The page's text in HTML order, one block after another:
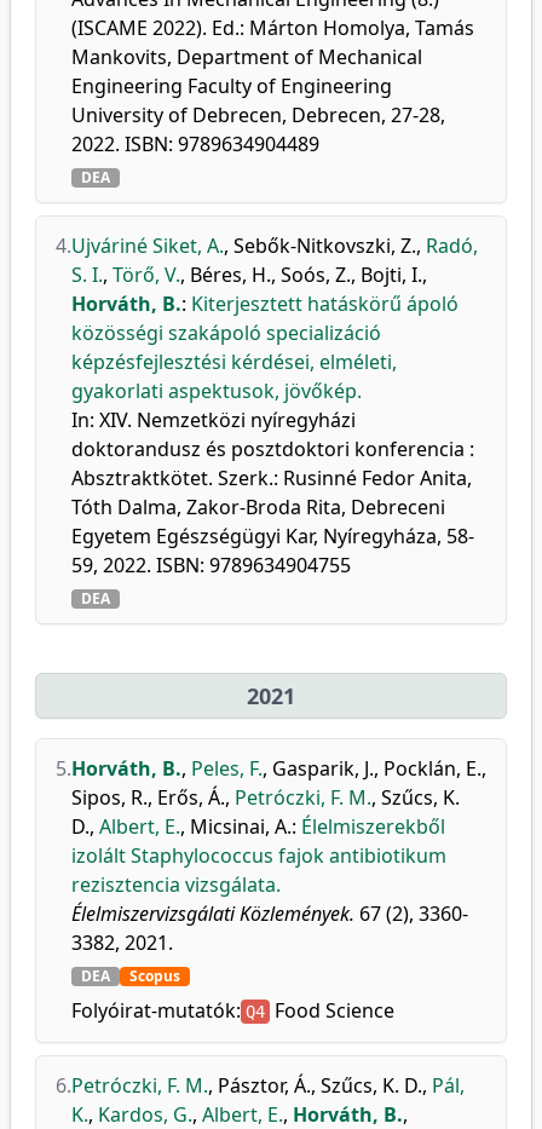
(ISCAME 2022). Ed.: Márton Homolya, Tamás
Mankovits, Department of Mechanical
Engineering Faculty of Engineering
University of Debrecen, Debrecen, 27-28,
2022. ISBN: 9789634904489
DEA
4.Ujváriné Siket, A., Sebők-Nitkovszki, Z., Radó,
S. I., Törő, V., Béres, H., Soós, Z., Bojti, I.,
Horváth, B.: Kiterjesztett hatáskörű ápoló
közösségi szakápoló specializáció
képzésfejlesztési kérdései, elméleti,
gyakorlati aspektusok, jövőkép.
In: XIV. Nemzetközi nyíregyházi
doktorandusz és posztdoktori konferencia :
Absztraktkötet. Szerk.: Rusinné Fedor Anita,
Tóth Dalma, Zakor-Broda Rita, Debreceni
Egyetem Egészségügyi Kar, Nyíregyháza, 58-
59, 2022. ISBN: 9789634904755
DEA
2021
5.Horváth, B., Peles, F., Gasparik, J., Pocklán, E.,
Sipos, R., Erős, Á., Petróczki, F. M., Szűcs, K.
D., Albert, E., Micsinai, A.: Élelmiszerekből
izolált Staphylococcus fajok antibiotikum
rezisztencia vizsgálata.
Élelmiszervizsgálati Közlemények. 67 (2), 3360-
3382, 2021.
DEA Scopus
Folyóirat-mutatók: Q4 Food Science
6.Petróczki, F. M., Pásztor, Á., Szűcs, K. D., Pál,
K., Kardos, G., Albert, E., Horváth, B.,